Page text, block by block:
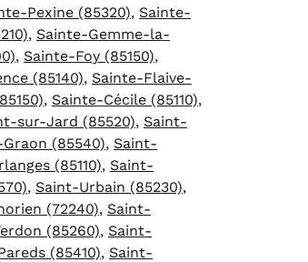
Pexine (85320), Sainte-
, Sainte-Gemme-la-
, Sainte-Foy (85150),
(85140), Sainte-Flaive-
, Sainte-Cécile (85110),
sur-Jard (85520), Saint-
(85540), Saint-
(85110), Saint-
, Saint-Urbain (85230),
(72240), Saint-
(85260), Saint-
(85410), Saint-